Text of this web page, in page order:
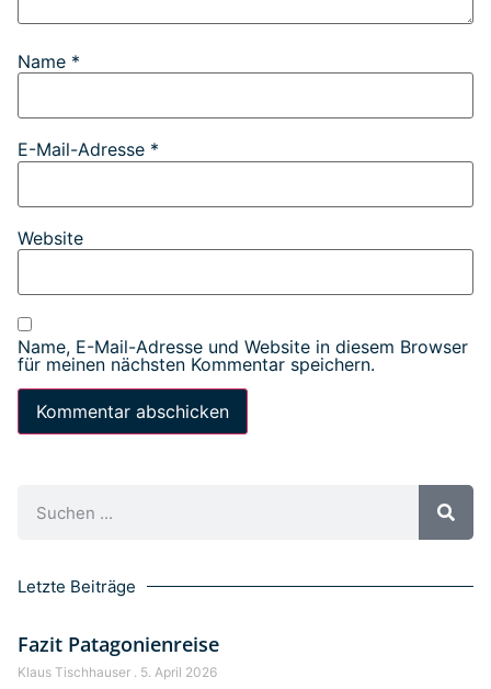
Name *
E-Mail-Adresse *
Website
Name, E-Mail-Adresse und Website in diesem Browser
für meinen nächsten Kommentar speichern.
Letzte Beiträge
Fazit Patagonienreise
Klaus Tischhauser 5. April 2026